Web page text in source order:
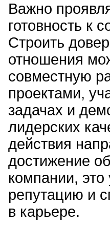
Важно
готовность к
Строить
отношения
совместную
проектами,
задачах и
лидерских
действия
достижение
компании,
репутацию и
в карьере.